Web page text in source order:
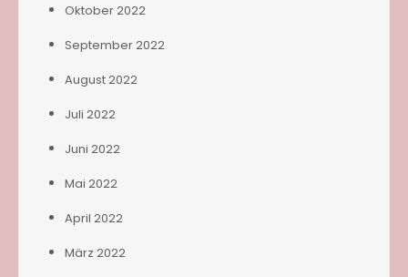
Oktober 2022
September 2022
August 2022
Juli 2022
Juni 2022
Mai 2022
April 2022
März 2022